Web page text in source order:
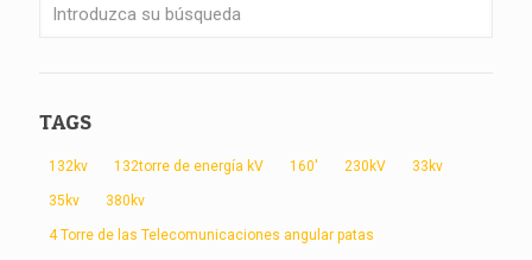
TAGS
132kv 132torre de energía kV 160' 230kV 33kv
35kv 380kv
4 Torre de las Telecomunicaciones angular patas